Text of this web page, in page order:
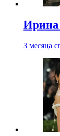
Ирина
3 месяца